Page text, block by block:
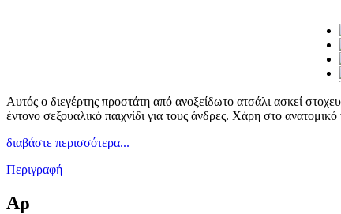
Αυτός ο διεγέρτης προστάτη από ανοξείδωτο ατσάλι ασκεί
έντονο σεξουαλικό παιχνίδι για τους άνδρες. Χάρη στο
διαβάστε περισσότερα...
Περιγραφή
Αρ